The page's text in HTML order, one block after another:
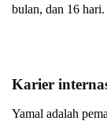
bulan, dan 16 hari.
Karier
Yamal adalah